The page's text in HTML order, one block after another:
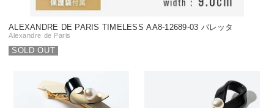
ALEXANDRE DE PARIS TIMELESS AA8-12689-03 バレッタ
Alexandre de Paris
SOLD OUT